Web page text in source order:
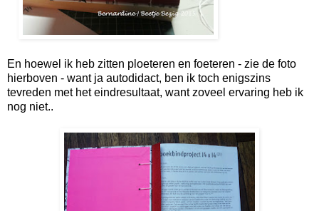
En hoewel ik heb zitten ploeteren en foeteren - zie de foto
hierboven - want ja autodidact, ben ik toch enigszins
tevreden met het eindresultaat, want zoveel ervaring heb ik
nog niet..